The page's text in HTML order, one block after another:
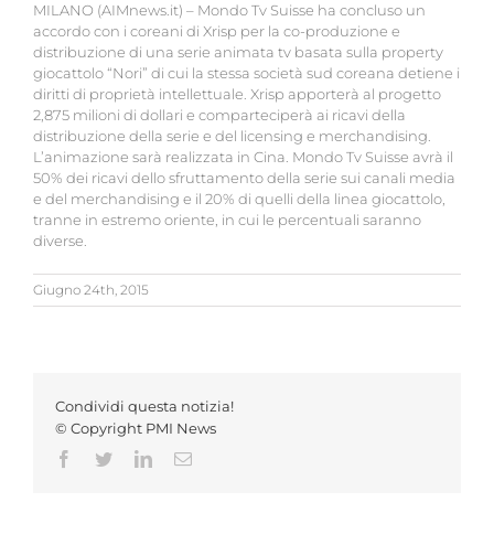
MILANO (AIMnews.it) – Mondo Tv Suisse ha concluso un
accordo con i coreani di Xrisp per la co-produzione e
distribuzione di una serie animata tv basata sulla property
giocattolo “Nori” di cui la stessa società sud coreana detiene i
diritti di proprietà intellettuale. Xrisp apporterà al progetto
2,875 milioni di dollari e comparteciperà ai ricavi della
distribuzione della serie e del licensing e merchandising.
L’animazione sarà realizzata in Cina. Mondo Tv Suisse avrà il
50% dei ricavi dello sfruttamento della serie sui canali media
e del merchandising e il 20% di quelli della linea giocattolo,
tranne in estremo oriente, in cui le percentuali saranno
diverse.
Giugno 24th, 2015
Condividi questa notizia!
© Copyright PMI News
Facebook
TwitterLinkedInEmail